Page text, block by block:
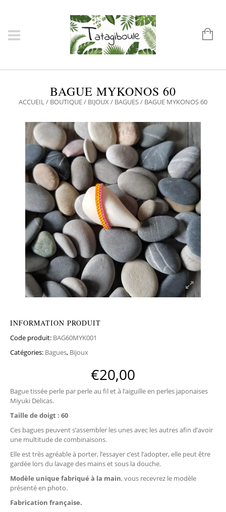
BAGUE MYKONOS 60
ACCUEIL/ BOUTIQUE/ BIJOUX / BAGUES/ BAGUE MYKONOS 60
INFORMATION PRODUIT
Code produit: BAG60MYK001
Catégories: Bagues, Bijoux
€20,00
Bague tissée perle par perle au fil et à l’aiguille en perles japonaises
Miyuki Delicas.
Taille de doigt : 60
Ces bagues peuvent s’assembler les unes avec les autres afin d’avoir
une multitude de combinaisons.
Elle est très agréable à porter, l’essayer c’est l’adopter, elle peut être
gardée lors du lavage des mains et sous la douche.
Modèle unique fabriqué à la main, vous recevrez le modèle
présenté en photo.
Fabrication française.